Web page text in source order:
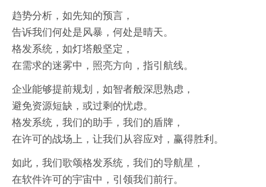
趋势分析，如先知的预言，
告诉我们何处是风暴，何处是晴天。
格发系统，如灯塔般坚定，
在需求的迷雾中，照亮方向，指引航线。
企业能够提前规划，如智者般深思熟虑，
避免资源短缺，或过剩的忧虑。
格发系统，我们的助手，我们的盾牌，
在许可的战场上，让我们从容应对，赢得胜利。
如此，我们歌颂格发系统，我们的导航星，
在软件许可的宇宙中，引领我们前行。